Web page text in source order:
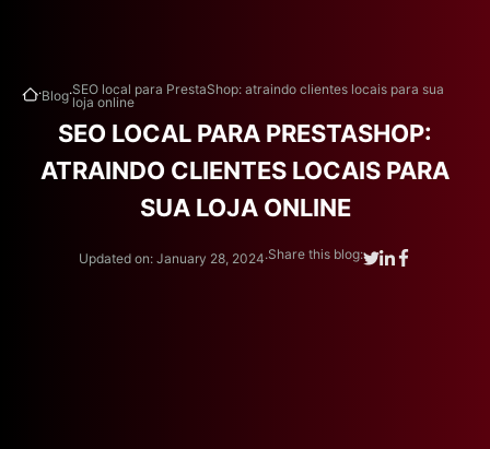
.Blog.SEO local para PrestaShop: atraindo clientes locais para sua
loja online
SEO LOCAL PARA PRESTASHOP:
ATRAINDO CLIENTES LOCAIS PARA
SUA LOJA ONLINE
Updated on: January 28, 2024.Share this blog: